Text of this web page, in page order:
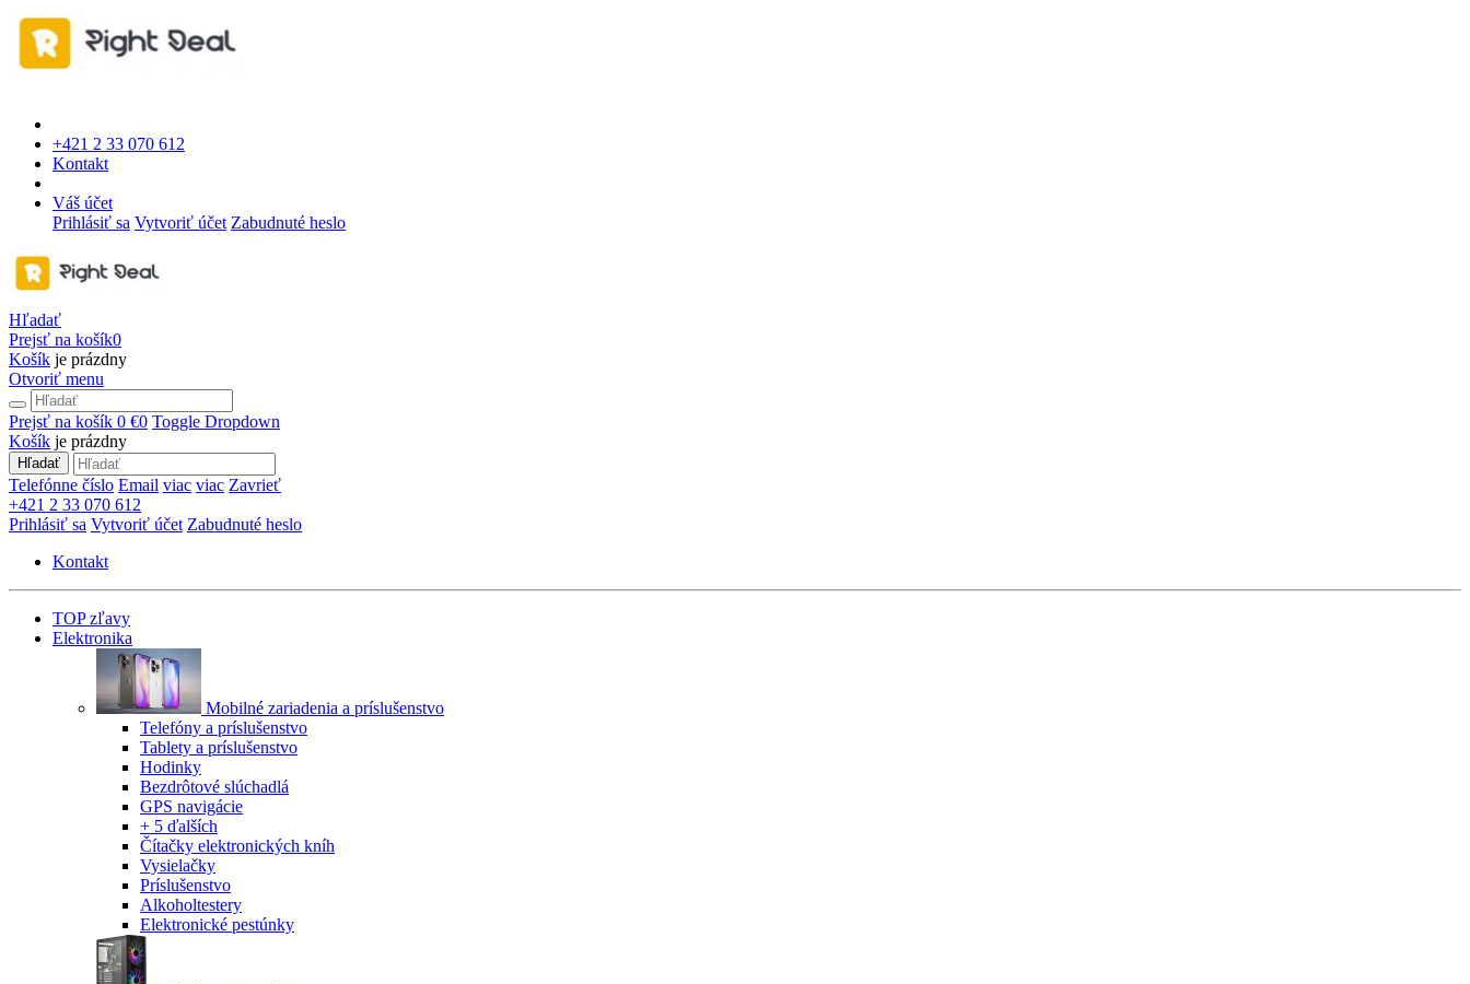
+421 2 33 070 612
Kontakt
Váš účet
Prihlásiť sa Vytvoriť účet Zabudnuté heslo
Hľadať
Prejsť na košík0
Košík je prázdny
Otvoriť menu
Prejsť na košík 0 €0 Toggle Dropdown
Košík je prázdny
Hľadať
Telefónne číslo Email viac viac Zavrieť
+421 2 33 070 612
Prihlásiť sa Vytvoriť účet Zabudnuté heslo
Kontakt
TOP zľavy
Elektronika
Mobilné zariadenia a príslušenstvo
Telefóny a príslušenstvo
Tablety a príslušenstvo
Hodinky
Bezdrôtové slúchadlá
GPS navigácie
+ 5 ďalších
Čítačky elektronických kníh
Vysielačky
Príslušenstvo
Alkoholtestery
Elektronické pestúnky